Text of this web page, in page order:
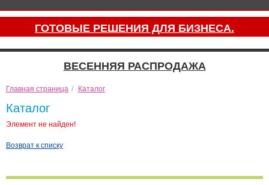
ГОТОВЫЕ РЕШЕНИЯ ДЛЯ БИЗНЕСА.
ВЕСЕННЯЯ РАСПРОДАЖА
Главная страница / Каталог
Каталог
Элемент не найден!
Возврат к списку